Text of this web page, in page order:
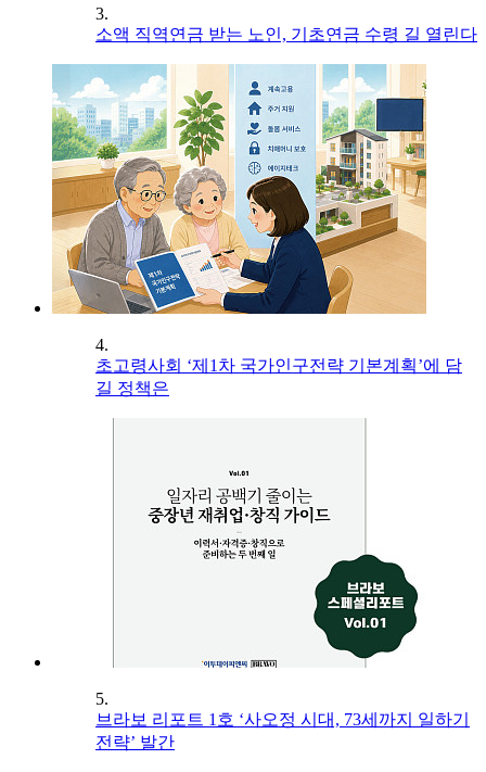
3.
소액 직역연금 받는 노인, 기초연금 수령 길 열린다
4.
초고령사회 ‘제1차 국가인구전략 기본계획’에 담
길 정책은
5.
브라보 리포트 1호 ‘사오정 시대, 73세까지 일하기
전략’ 발간